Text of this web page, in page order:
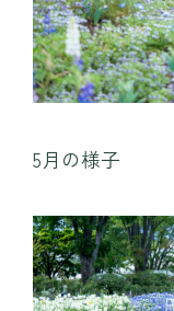
5月の様子